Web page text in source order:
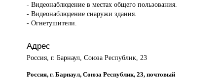
- Видеонаблюдение в местах общего пользования.
- Видеонаблюдение снаружи здания.
- Огнетушители.
Адрес
Россия, г. Барнаул, Союза Республик, 23
Россия, г. Барнаул, Союза Республик, 23, почтовый